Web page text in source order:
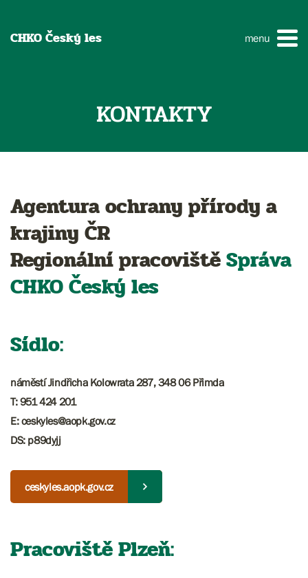
CHKO Český les menu
KONTAKTY
Agentura ochrany přírody a
krajiny ČR
Regionální pracovištěSpráva
CHKOČeský les
Sídlo:
náměstí Jindřicha Kolowrata 287, 348 06 Přimda
T: 951 424 201
​​​E: ceskyles@aopk.gov.cz
DS: p89dyjj
ceskyles.aopk.gov.cz
Pracoviště Plzeň: